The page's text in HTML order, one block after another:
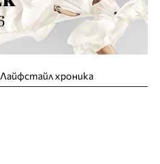
Лайфстайл хроника